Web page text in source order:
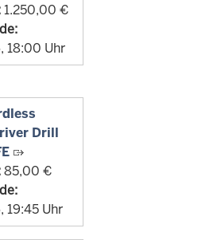
1.250,00 €
18:00 Uhr
Drill
85,00 €
19:45 Uhr